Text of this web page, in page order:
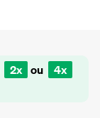
2x ou 4x